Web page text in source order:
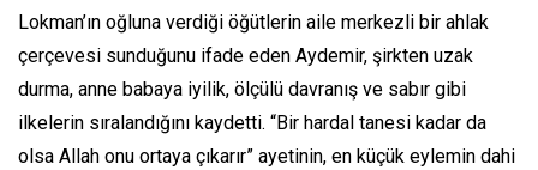
Lokman’ın oğluna verdiği öğütlerin aile merkezli bir ahlak
çerçevesi sunduğunu ifade eden Aydemir, şirkten uzak
durma, anne babaya iyilik, ölçülü davranış ve sabır gibi
ilkelerin sıralandığını kaydetti. “Bir hardal tanesi kadar da
olsa Allah onu ortaya çıkarır” ayetinin, en küçük eylemin dahi